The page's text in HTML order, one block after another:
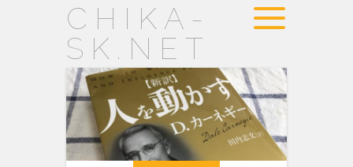
CHIKA-
SK.NET